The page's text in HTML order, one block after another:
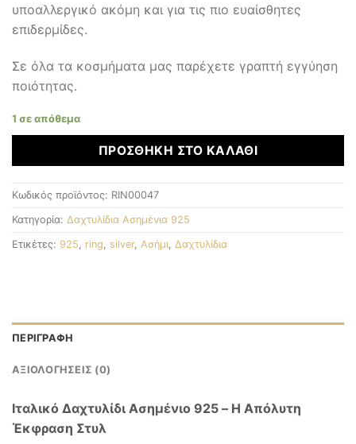
υποαλλεργικό ακόμη και για τις πιο ευαίσθητες
επιδερμίδες.
Σε όλα τα κοσμήματα μας παρέχετε γραπτή εγγύηση
ποιότητας.
1 σε απόθεμα
ΠΡΟΣΘΉΚΗ ΣΤΟ ΚΑΛΆΘΙ
Κωδικός προϊόντος: RIN00047
Κατηγορία: Δαχτυλίδια Ασημένια 925
Ετικέτες: 925, ring, silver, Ασήμι, Δαχτυλίδια
ΠΕΡΙΓΡΑΦΉ
ΑΞΙΟΛΟΓΉΣΕΙΣ (0)
Ιταλικό Δαχτυλίδι Ασημένιο 925 – Η Απόλυτη
Έκφραση Στυλ